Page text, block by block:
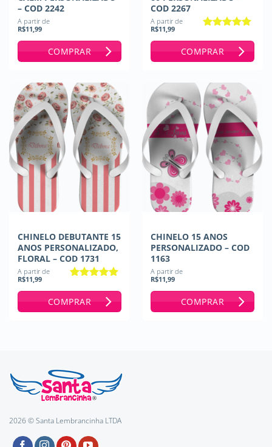
– COD 2242
A partir de
R$11,99
COMPRAR
COD 2267
A partir de
R$11,99
COMPRAR
CHINELO DEBUTANTE 15
ANOS PERSONALIZADO,
FLORAL – COD 1731
A partir de
R$11,99
COMPRAR
CHINELO 15 ANOS
PERSONALIZADO – COD
1163
A partir de
R$11,99
COMPRAR
2026 © Santa Lembrancinha LTDA